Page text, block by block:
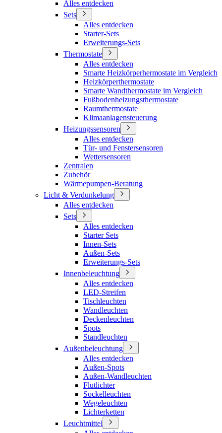
Alles entdecken
Sets
Alles entdecken
Starter-Sets
Erweiterungs-Sets
Thermostate
Alles entdecken
Smarte Heizkörperhermostate im Vergleich
Heizkörperthermostate
Smarte Wandthermostate im Vergleich
Fußbodenheizungsthermostate
Raumthermostate
Klimaanlagensteuerung
Heizungssensoren
Alles entdecken
Tür- und Fenstersensoren
Wettersensoren
Zentralen
Zubehör
Wärmepumpen-Beratung
Licht & Verdunkelung
Alles entdecken
Sets
Alles entdecken
Starter Sets
Innen-Sets
Außen-Sets
Erweiterungs-Sets
Innenbeleuchtung
Alles entdecken
LED-Streifen
Tischleuchten
Wandleuchten
Deckenleuchten
Spots
Standleuchten
Außenbeleuchtung
Alles entdecken
Außen-Spots
Außen-Wandleuchten
Flutlichter
Sockelleuchten
Wegeleuchten
Lichterketten
Leuchtmittel